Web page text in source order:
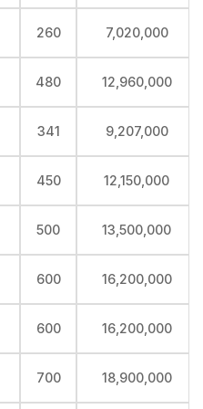
260 7,020,000
480 12,960,000
341 9,207,000
450 12,150,000
500 13,500,000
600 16,200,000
600 16,200,000
700 18,900,000